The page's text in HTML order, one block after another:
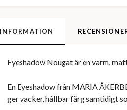
INFORMATION
Eyeshadow Nougat är en varm,
En Eyeshadow från MARIA
ger vacker, hållbar färg samtidigt